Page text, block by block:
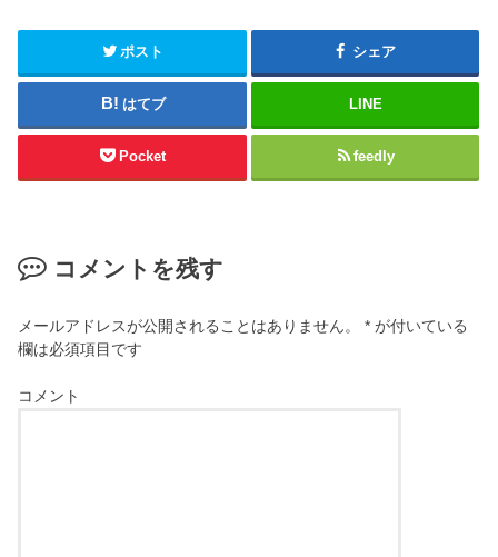
ポスト シェア
はてブ LINE
Pocket feedly
コメントを残す
メールアドレスが公開されることはありません。 * が付いている
欄は必須項目です
コメント